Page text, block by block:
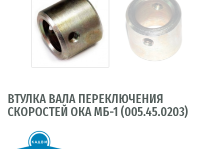
ВТУЛКА ВАЛА ПЕРЕКЛЮЧЕНИЯ
СКОРОСТЕЙ ОКА МБ-1 (005.45.0203)